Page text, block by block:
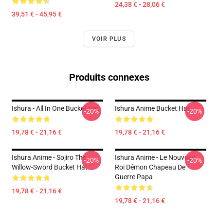
39,51 € - 45,95 €
24,38 € - 28,06 €
VOIR PLUS
Produits connexes
Ishura - All In One Bucket Hat
19,78 € - 21,16 €
-20% Ishura Anime Bucket Hat
19,78 € - 21,16 €
-20%
Ishura Anime - Sojiro The
Willow-Sword Bucket Hat
19,78 € - 21,16 €
-20%
Ishura Anime - Le Nouveau
Roi Démon Chapeau De
Guerre Papa
19,78 € - 21,16 €
-20%